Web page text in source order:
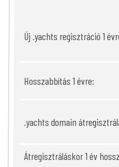
Új .yachts regisztráció 1
Hosszabbítás 1 évre:
.yachts domain
Átregisztráláskor 1 év